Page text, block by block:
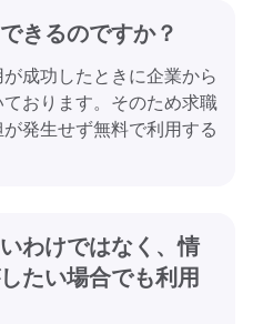
きるのですか？
成功したときに企業から
おります。そのため求職
発生せず無料で利用する
わけではなく、情
たい場合でも利用